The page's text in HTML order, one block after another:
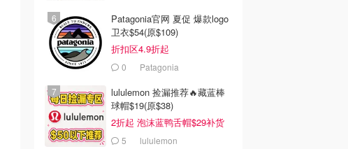
Patagonia官网 夏促 爆款logo
卫衣$54(原$109)
折扣区4.9折起
0 Patagonia
lululemon 捡漏推荐🔥藏蓝棒
球帽$19(原$38)
2折起 泡沫蓝鸭舌帽$29补货
5 lululemon